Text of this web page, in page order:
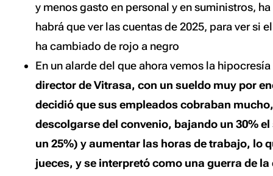
y menos gasto en personal y en suministros,
habrá que ver las cuentas de 2025, para ver si
ha cambiado de rojo a negro
En un alarde del que ahora vemos la
director de Vitrasa, con un sueldo muy por
decidió que sus empleados cobraban
descolgarse del convenio, bajando un 30%
un 25%) y aumentar las horas de trabajo, lo
jueces, y se interpretó como una guerra de